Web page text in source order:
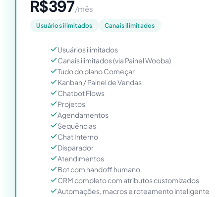
R$397/mês
Usuários ilimitados Canais ilimitados
Usuários ilimitados
Canais ilimitados (via Painel Wooba)
Tudo do plano Começar
Kanban / Painel de Vendas
Chatbot Flows
Projetos
Agendamentos
Sequências
Chat Interno
Disparador
Atendimentos
Bot com handoff humano
CRM completo com atributos customizados
Automações, macros e roteamento inteligente